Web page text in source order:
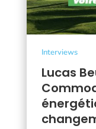
Lucas
Interviews